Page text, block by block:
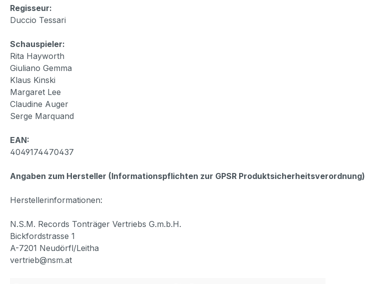
Regisseur:
Duccio Tessari
Schauspieler:
Rita Hayworth
Giuliano Gemma
Klaus Kinski
Margaret Lee
Claudine Auger
Serge Marquand
EAN:
4049174470437
Angaben zum Hersteller (Informationspflichten zur GPSR Produktsicherheitsverordnung)
Herstellerinformationen:
N.S.M. Records Tonträger Vertriebs G.m.b.H.
Bickfordstrasse 1
A-7201 Neudörfl/Leitha
vertrieb@nsm.at